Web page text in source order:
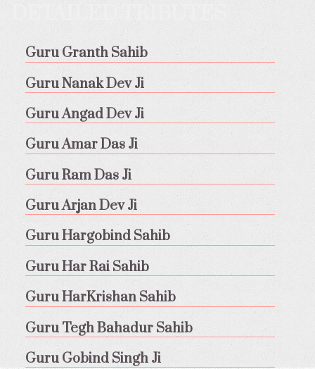
DETAILED TRIBUTES
Guru Granth Sahib
Guru Nanak Dev Ji
Guru Angad Dev Ji
Guru Amar Das Ji
Guru Ram Das Ji
Guru Arjan Dev Ji
Guru Hargobind Sahib
Guru Har Rai Sahib
Guru HarKrishan Sahib
Guru Tegh Bahadur Sahib
Guru Gobind Singh Ji